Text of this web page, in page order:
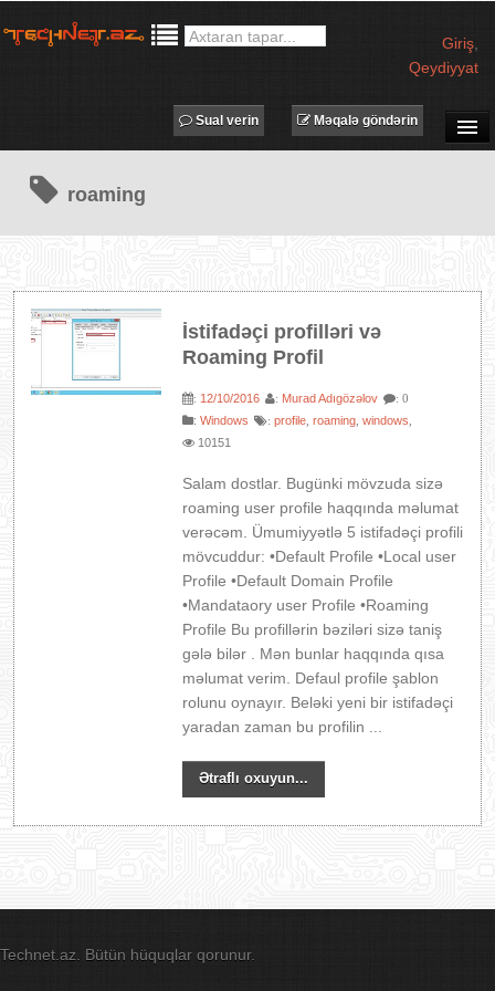
Giriş
Qeydiyyat
MƏQALƏLƏR
PROQRAMLAR
IT LÜĞƏT
Məqalə göndərin
Sual verin
roaming
İstifadəçi profilləri və
Roaming Profil
: 12/10/2016 : Murad Adıgözəlov : 0
:Windows :profile ,roaming ,windows
10151
Salam dostlar. Bugünki mövzuda sizə
roaming user profile haqqında məlumat
verəcəm. Ümumiyyətlə 5 istifadəçi profili
mövcuddur: •Default Profile •Local user
Profile •Default Domain Profile
•Mandataory user Profile •Roaming
Profile Bu profillərin bəziləri sizə taniş
gələ bilər . Mən bunlar haqqında qısa
məlumat verim. Defaul profile şablon
rolunu oynayır. Beləki yeni bir istifadəçi
yaradan zaman bu profilin ...
Ətraflı oxuyun...
Technet.az. Bütün hüquqlar qorunur.